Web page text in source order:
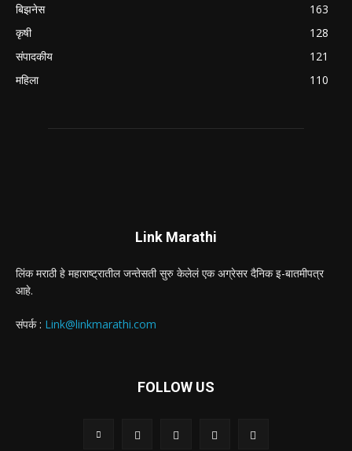
बिझनेस
163
कृषी
128
संपादकीय
121
महिला
110
Link Marathi
लिंक मराठी हे महाराष्ट्रातील जन्तेसती सुरु केलेलं एक अग्रेसर दैनिक इ-बातमीपत्र
आहे.
संपर्क : Link@linkmarathi.com
FOLLOW US